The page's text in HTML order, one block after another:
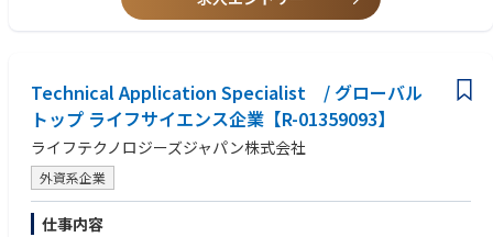
Track record of developing high-performing teams and delivering measu
・レギュラトリ関連の一定の知識と実践する能力を有し、日常的に最新情
・基本的理化学分析スキルを持ち、その原理原則を理解し応用展開ができ
ること
・広い知識と経験から、発生し得る課題を事前に察知し対応することで課
題を発生させないようにできること
Technical Application Specialist / グローバル
トップ ライフサイエンス企業【R-01359093】
ライフテクノロジーズジャパン株式会社
外資系企業
仕事内容